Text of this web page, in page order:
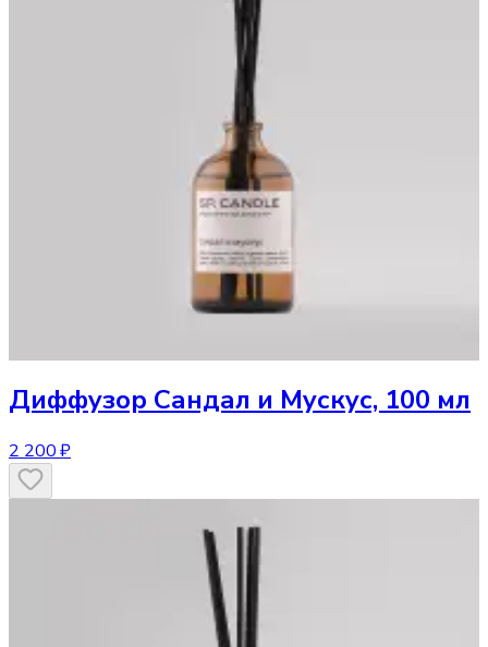
Диффузор Сандал и Мускус, 100 мл
2 200 ₽